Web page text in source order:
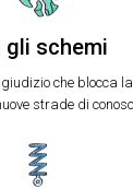
gli schemi
giudizio che blocca
strade di